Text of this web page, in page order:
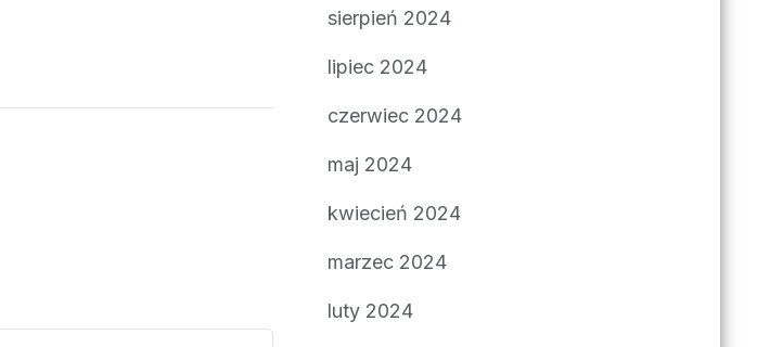
sierpień 2024
lipiec 2024
czerwiec 2024
maj 2024
kwiecień 2024
marzec 2024
luty 2024